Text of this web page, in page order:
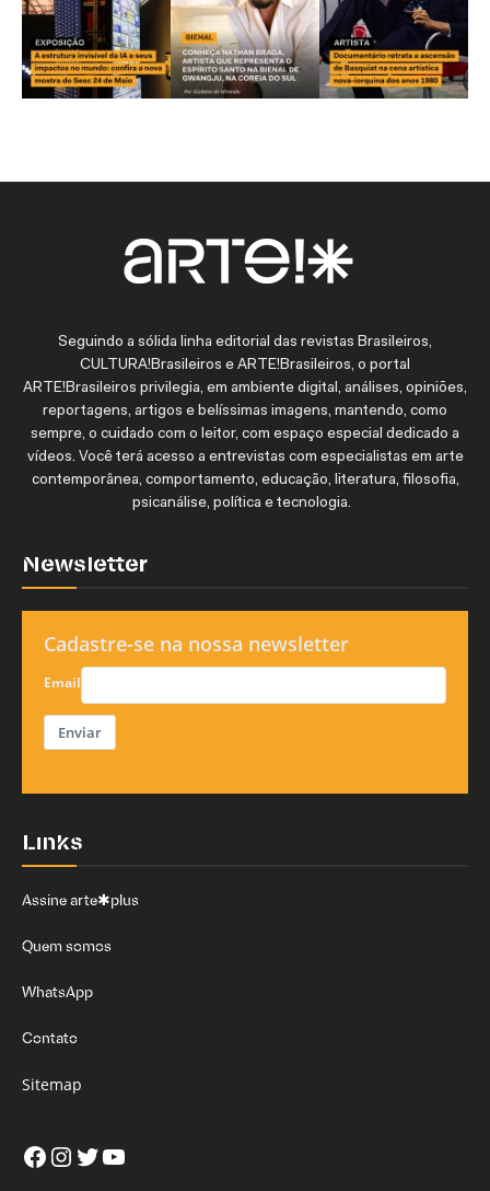
Seguindo a sólida linha editorial das revistas Brasileiros,
CULTURA!Brasileiros e ARTE!Brasileiros, o portal
ARTE!Brasileiros privilegia, em ambiente digital, análises, opiniões,
reportagens, artigos e belíssimas imagens, mantendo, como
sempre, o cuidado com o leitor, com espaço especial dedicado a
vídeos. Você terá acesso a entrevistas com especialistas em arte
contemporânea, comportamento, educação, literatura, filosofia,
psicanálise, política e tecnologia.
Newsletter
Cadastre-se na nossa newsletter
Email
Enviar
Links
Assine arte✱plus
Quem somos
WhatsApp
Contato
Sitemap
Facebook
Instagram
Twitter
Youtube